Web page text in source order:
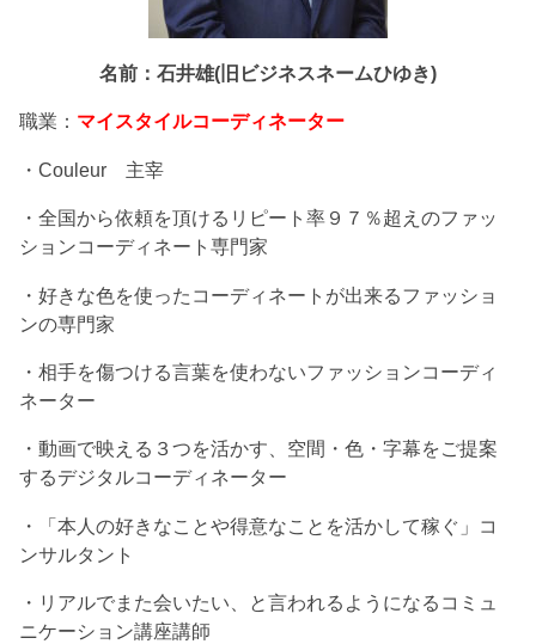
名前：石井雄(旧ビジネスネームひゆき)
職業： マイスタイルコーディネーター
・Couleur 主宰
・全国から依頼を頂けるリピート率９７％超えのファッ
ションコーディネート専門家
・好きな色を使ったコーディネートが出来るファッショ
ンの専門家
・相手を傷つける言葉を使わないファッションコーディ
ネーター
・動画で映える３つを活かす、空間・色・字幕をご提案
するデジタルコーディネーター
・「本人の好きなことや得意なことを活かして稼ぐ」コ
ンサルタント
・リアルでまた会いたい、と言われるようになるコミュ
ニケーション講座講師